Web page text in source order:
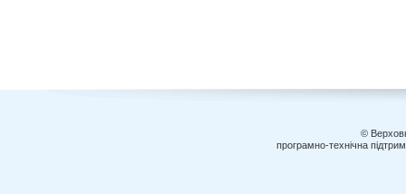
©
програмно-технічна